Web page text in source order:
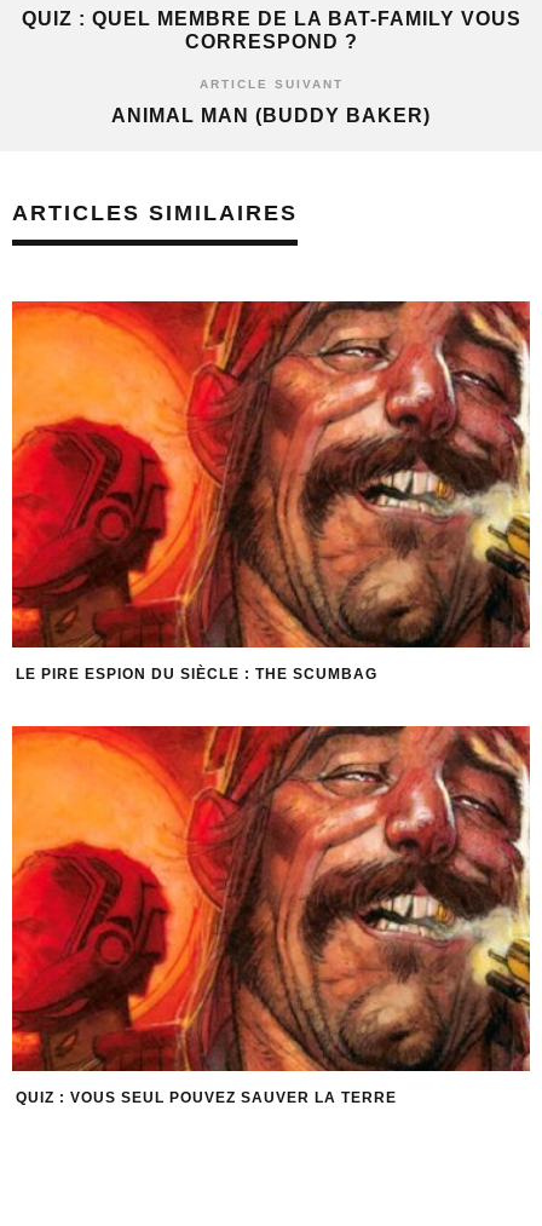
QUIZ : QUEL MEMBRE DE LA BAT-FAMILY VOUS
CORRESPOND ?
ARTICLE SUIVANT
ANIMAL MAN (BUDDY BAKER)
ARTICLES SIMILAIRES
LE PIRE ESPION DU SIÈCLE : THE SCUMBAG
QUIZ : VOUS SEUL POUVEZ SAUVER LA TERRE